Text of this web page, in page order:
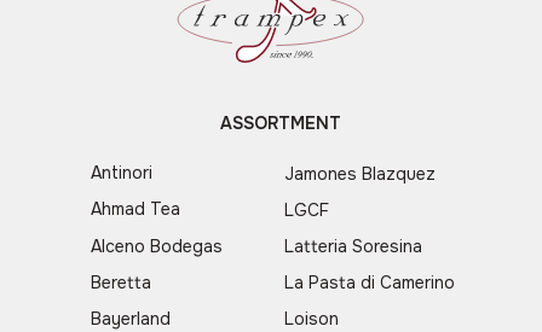
Antinori
ASSORTMENT
Ahmad Tea
Alceno Bodegas
Beretta
Bayerland
La Pasta di Camerino
Loison
Jamones Blazquez
LGCF
Latteria Soresina